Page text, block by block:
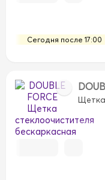
Сегодня после 17:00
Щетка